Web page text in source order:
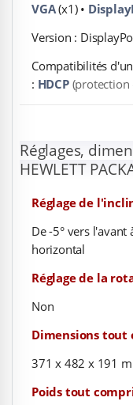
VGA(x1) •
Version :
Compatibilités
: HDCP (protection
Réglages,
HEWLETT
Réglage de
De -5° vers
horizontal
Réglage de la
Non
Dimensions tout
371 x 482 x 191
Poids tout